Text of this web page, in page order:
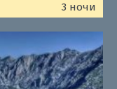
3 ночи